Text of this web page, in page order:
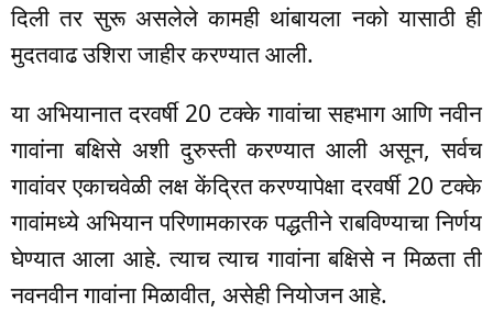
दिली तर सुरू असलेले कामही थांबायला नको यासाठी ही
मुदतवाढ उशिरा जाहीर करण्यात आली.
या अभियानात दरवर्षी 20 टक्के गावांचा सहभाग आणि नवीन
गावांना बक्षिसे अशी दुरुस्ती करण्यात आली असून, सर्वच
गावांवर एकाचवेळी लक्ष केंद्रित करण्यापेक्षा दरवर्षी 20 टक्के
गावांमध्ये अभियान परिणामकारक पद्धतीने राबविण्याचा निर्णय
घेण्यात आला आहे. त्याच त्याच गावांना बक्षिसे न मिळता ती
नवनवीन गावांना मिळावीत, असेही नियोजन आहे.